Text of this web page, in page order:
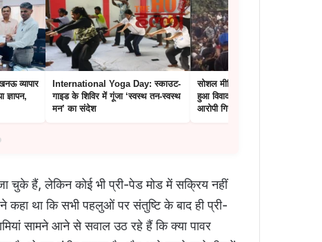
व्यापार
International Yoga Day: स्काउट-
गाइड के शिविर में गूंजा ‘स्वस्थ तन-स्वस्थ
मन’ का संदेश
सोशल मीडिया परआपत्तिजनक टिप्पणी से
हुआ विवाद, सड़कों पर उतरे सैकड़ों लोग,
आरोपी गिरफ्तार
चुके हैं, लेकिन कोई भी प्री-पेड मोड में सक्रिय नहीं
था कि सभी पहलुओं पर संतुष्टि के बाद ही प्री-
सामने आने से सवाल उठ रहे हैं कि क्या पावर